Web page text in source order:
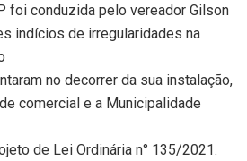
foi conduzida pelo vereador Gilson
indícios de irregularidades na
no decorrer da sua instalação,
comercial e a Municipalidade
de Lei Ordinária n° 135/2021.